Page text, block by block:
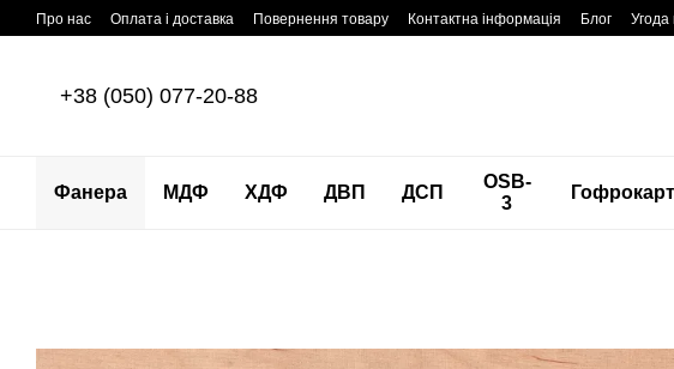
Перейти до основного контенту
Про нас Оплата і доставка Повернення товару Контактна інформація Блог Угода
+38 (050) 077-20-88
Фанера МДФ ХДФ ДВП ДСП
OSB-
3